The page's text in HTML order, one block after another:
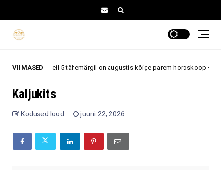
VIIMASEDNeil 5 tähemärgil on augustis kõige parem horoskoop –
Kaljukits
Kodused lood juuni 22, 2026